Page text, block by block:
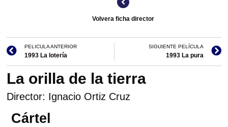
Volvera ficha director
PELICULA ANTERIOR
1993 La lotería
SIGUIENTE PELÍCULA
1993 La pura
La orilla de la tierra
Director: Ignacio Ortiz Cruz
Cártel